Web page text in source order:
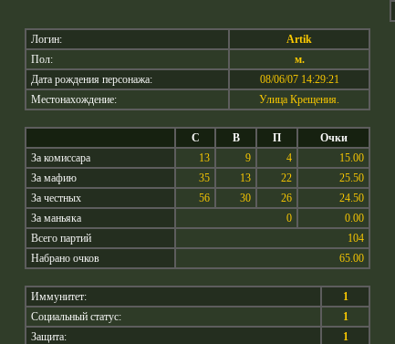
Логин:
Artik
Пол:
м.
Дата рождения персонажа:
08/06/07 14:29:21
Местонахождение:
Улица Крещения.
С В П
Очки
За комиссара
13 9 4
15.00
За мафию
35 13 22
25.50
За честных
56 30 26
24.50
За маньяка
0
0.00
Всего партий
104
Набрано очков
65.00
Иммунитет:
1
Социальный статус:
1
Защита:
1